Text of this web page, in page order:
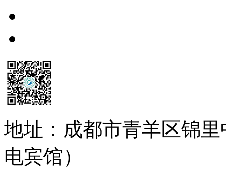
地址：成都市青羊区锦
电宾馆）